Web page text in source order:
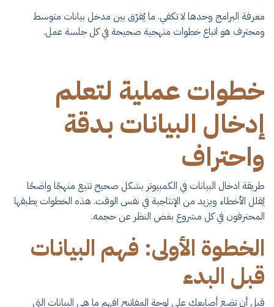
معرفة البرامج وحدها لا تكفي. ما يُفرّق بين مدخل بيانات متوسط
ومحترف هو اتباع خطوات منهجية صحيحة في كل جلسة عمل.
خطوات عملية لتعلم
إدخال البيانات بدقة
واحتراف
​طريقة ادخال البيانات في الكمبيوتر​ بشكل صحيح تتبع منهجًا واضحًا
يُقلل الأخطاء ويزيد من الإنتاجية في نفس الوقت. هذه الخطوات يطبقها
المحترفون في كل مشروع بغض النظر عن حجمه.
الخطوة الأولى: فهم البيانات
قبل البدء
قبل أن تضع أصابعك على لوحة المفاتيح افهم ما هي البيانات التي